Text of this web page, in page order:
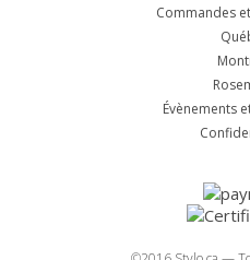
Commandes
Évènements